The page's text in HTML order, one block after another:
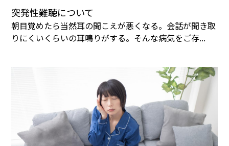
突発性難聴について
朝目覚めたら当然耳の聞こえが悪くなる。会話が聞き取
りにくいくらいの耳鳴りがする。そんな病気をご存...